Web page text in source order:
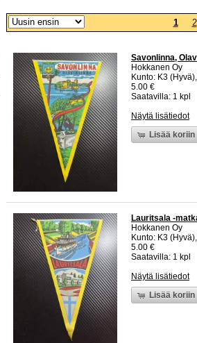
1 2
Savonlinna,
Hokkanen Oy
Kunto: K3
5.00 €
Saatavilla: 1 kpl
Näytä lisätiedot
Lisää koriin
Lauritsala -
Hokkanen Oy
Kunto: K3
5.00 €
Saatavilla: 1 kpl
Näytä lisätiedot
Lisää koriin